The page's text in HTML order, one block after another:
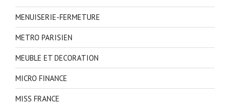
MENUISERIE-FERMETURE
METRO PARISIEN
MEUBLE ET DECORATION
MICRO FINANCE
MISS FRANCE